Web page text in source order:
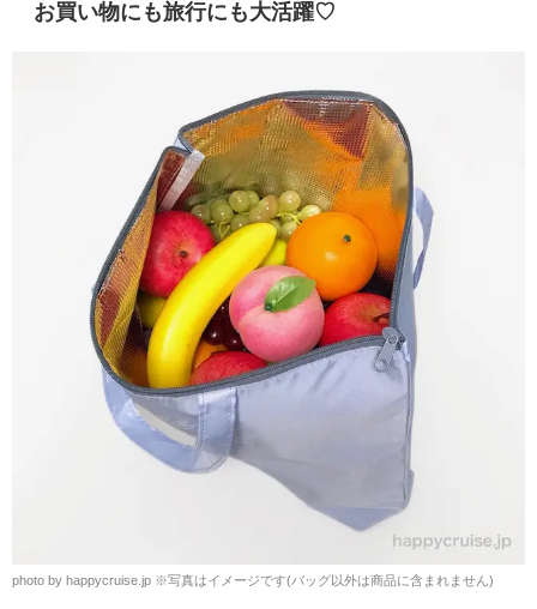
お買い物にも旅行にも大活躍♡
photo by happycruise.jp ※写真はイメージです(バッグ以外は商品に含まれません)